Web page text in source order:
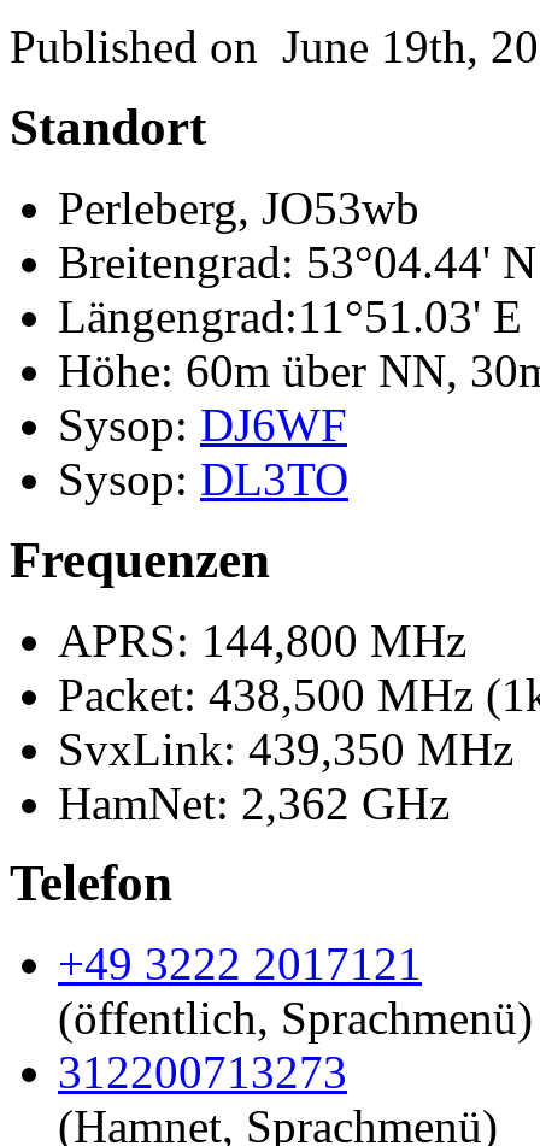
Published on June 19th,
Standort
Perleberg, JO53wb
Breitengrad: 53°04.44' N
Längengrad:11°51.03' E
Höhe: 60m über NN,
Sysop: DJ6WF
Sysop: DL3TO
Frequenzen
APRS: 144,800 MHz
Packet: 438,500 MHz
SvxLink: 439,350 MHz
HamNet: 2,362 GHz
Telefon
+49 3222 2017121
(öffentlich, Sprachmenü)
312200713273
(Hamnet, Sprachmenü)